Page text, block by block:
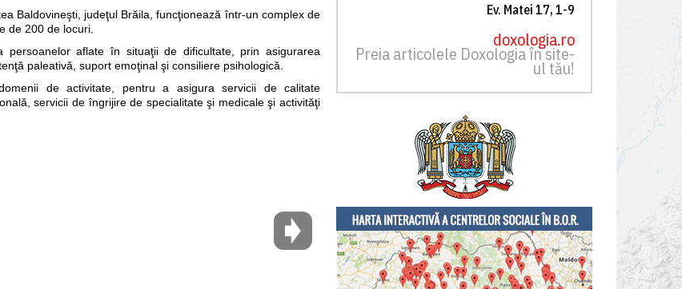
Baldovineşti, judeţul Brăila, funcţionează într-un complex de
de 200 de locuri.
aflate în situaţii de dificultate, prin asigurarea
paleativă, suport emoţinal şi consiliere psihologică.
de activitate, pentru a asigura servicii de calitate
servicii de îngrijire de specialitate şi medicale şi activităţi
Ev. Matei 17, 1-9
doxologia.ro
Preia articolele Doxologia în site-
ul tău!